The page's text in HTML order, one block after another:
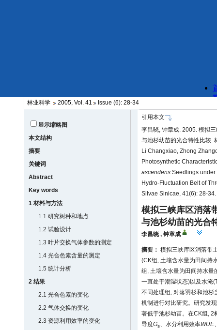
林业科学 2005, Vol. 41 Issue (6): 28-34
显示缩略图
本文结构
摘要
关键词
Abstract
Key words
1 材料与方法
1.1 研究树种和地点
1.2 试验设计
1.3 叶片交换气体参数的测定
1.4 光合色素含量的测定
1.5 统计分析
2 结果
2.1 光合色素的变化
2.2 气体交换的变化
2.3 资源利用效率的变化
引用本文
李昌晓, 钟章成. 2005. 模拟
与池杉幼苗的光合特性比较.
Li Changxiao, Zhong
Photosynthetic
ascendens Seedlings under
Hydro-Fluctuation Belt of
Silvae Sinicae, 41(6): 28-
模拟三峡库区消落
与池杉幼苗的光合
李昌晓, 钟章成
摘要： 模拟三峡库区消落带
(CK组, 土壤含水量为田间持
组, 土壤含水量为田间持水
一直处于潮湿状态)以及水淹
不同处理组, 对落羽杉和池杉
机制进行对比研究。研究发
著低于池杉幼苗。在CK组, 2
导度Gs、水分利用效率WUE